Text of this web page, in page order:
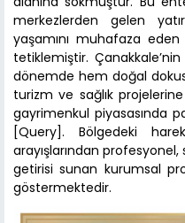
merkezlerden gelen
yaşamını muhafaza
tetiklemiştir.
dönemde hem doğal
turizm ve sağlık
gayrimenkul piyasasında
[Query]. Bölgedeki
arayışlarından
getirisi sunan kurumsal
göstermektedir.